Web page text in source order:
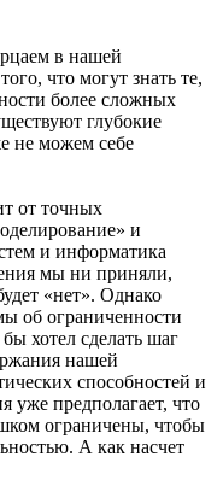
в нашей
что могут знать те,
более сложных
глубокие
не можем себе
от точных
и
и информатика
мы ни приняли,
«нет». Однако
об ограниченности
хотел сделать шаг
нашей
способностей и
уже предполагает, что
ограничены, чтобы
А как насчет